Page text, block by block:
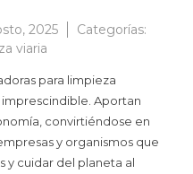
2025
Categorías:
viaria
para limpieza
Aportan
convirtiéndose en
y organismos que
y cuidar del planeta al